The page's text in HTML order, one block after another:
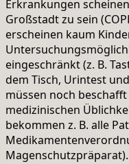
Erkrankungen
Großstadt zu sein
erscheinen kaum
eingeschränkt (z. B.
dem Tisch, Urintest
müssen noch
medizinischen
bekommen z. B. alle
Magenschutzpräparat).